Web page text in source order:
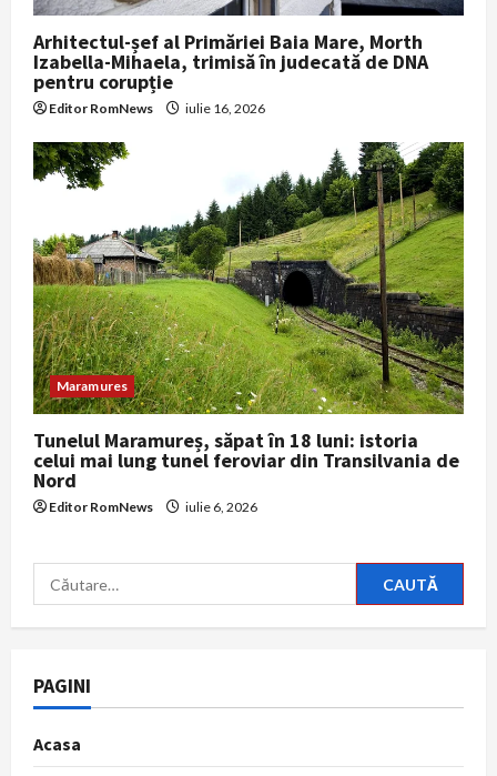
Arhitectul-șef al Primăriei Baia Mare, Morth
Izabella-Mihaela, trimisă în judecată de DNA
pentru corupție
Editor RomNews iulie 16, 2026
Maramures
Tunelul Maramureș, săpat în 18 luni: istoria
celui mai lung tunel feroviar din Transilvania de
Nord
Editor RomNews iulie 6, 2026
Caută
după:
PAGINI
Acasa